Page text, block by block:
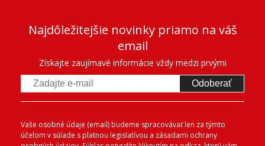
Najdôležitejšie novinky priamo na váš
email
Získajte zaujímavé informácie vždy medzi prvými
Odoberať
Vaše osobné údaje (email) budeme spracovávať len za týmto
účelom v súlade s platnou legislatívou a zásadami ochrany